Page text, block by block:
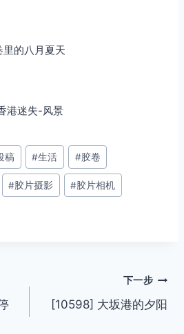
里的八月夏天
港迷失-风景
稿 #生活 #胶卷
#胶片摄影 #胶片相机
下一步
[10598] 大坂港的夕阳